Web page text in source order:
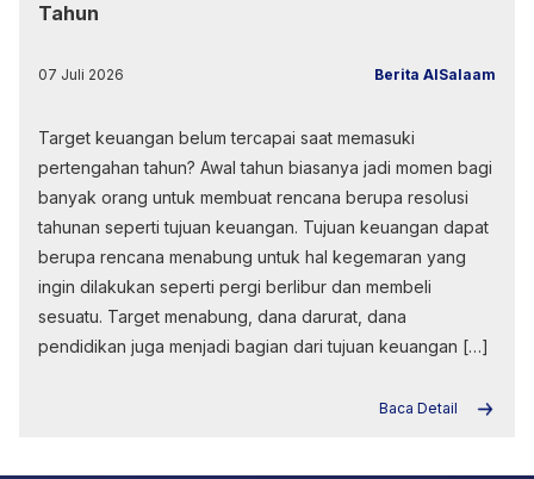
Tahun
07 Juli 2026 Berita AlSalaam
Target keuangan belum tercapai saat memasuki
pertengahan tahun? Awal tahun biasanya jadi momen bagi
banyak orang untuk membuat rencana berupa resolusi
tahunan seperti tujuan keuangan. Tujuan keuangan dapat
berupa rencana menabung untuk hal kegemaran yang
ingin dilakukan seperti pergi berlibur dan membeli
sesuatu. Target menabung, dana darurat, dana
pendidikan juga menjadi bagian dari tujuan keuangan […]
Baca Detail